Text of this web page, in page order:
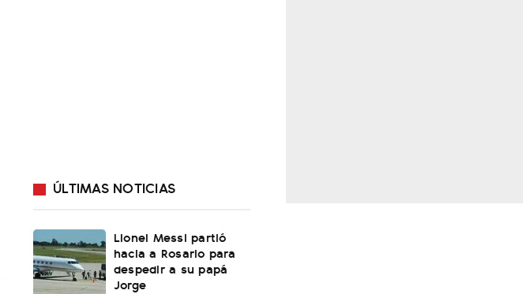
ÚLTIMAS NOTICIAS
Lionel Messi partió
hacia a Rosario para
despedir a su papá
Jorge